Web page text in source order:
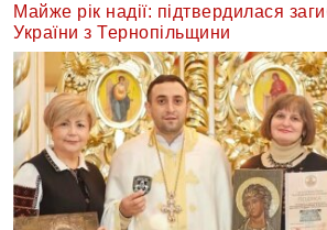
Майже рік надії: підтвердилася
України з Тернопільщини